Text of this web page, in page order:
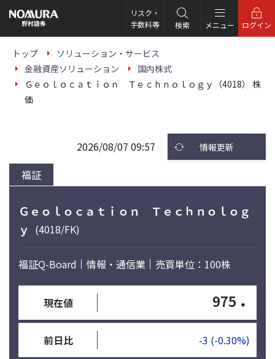
の
ー
リスク・
手数料等
検索 メニュー ログイン
トップ
ソリューション・サービス
金融資産ソリューション
国内株式
Ｇｅｏｌｏｃａｔｉｏｎ Ｔｅｃｈｎｏｌｏｇｙ（4018） 株
価
福証
2026/08/07 09:57 情報更新
Ｇｅｏｌｏｃａｔｉｏｎ Ｔｅｃｈｎｏｌｏｇ
ｙ (4018/FK)
福証Q-Board 情報・通信業 売買単位：100株
現在値 975 ・
前日比 -3 (-0.30%)